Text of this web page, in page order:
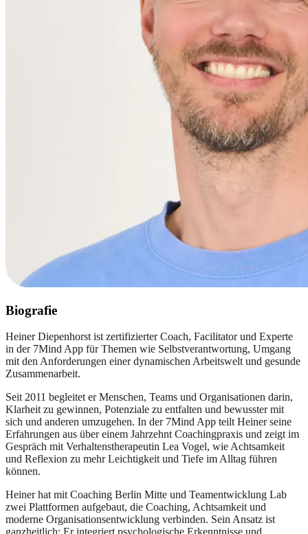
Biografie
Heiner Diepenhorst ist zertifizierter Coach, Facilitator und Experte
in der 7Mind App für Themen wie Selbstverantwortung, Umgang
mit den Anforderungen einer dynamischen Arbeitswelt und gesunde
Zusammenarbeit.
Seit 2011 begleitet er Menschen, Teams und Organisationen darin,
Klarheit zu gewinnen, Potenziale zu entfalten und bewusster mit
sich und anderen umzugehen. In der 7Mind App teilt Heiner seine
Erfahrungen aus über einem Jahrzehnt Coachingpraxis und zeigt im
Gespräch mit Verhaltenstherapeutin Lea Vogel, wie Achtsamkeit
und Reflexion zu mehr Leichtigkeit und Tiefe im Alltag führen
können.
Heiner hat mit Coaching Berlin Mitte und Teamentwicklung Lab
zwei Plattformen aufgebaut, die Coaching, Achtsamkeit und
moderne Organisationsentwicklung verbinden. Sein Ansatz ist